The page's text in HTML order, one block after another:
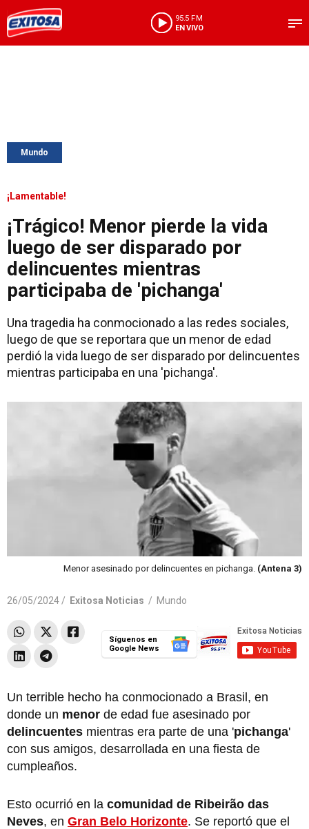
95.5 FM
EN VIVO
Mundo
¡Lamentable!
¡Trágico! Menor pierde la vida
luego de ser disparado por
delincuentes mientras
participaba de 'pichanga'
Una tragedia ha conmocionado a las redes sociales,
luego de que se reportara que un menor de edad
perdió la vida luego de ser disparado por delincuentes
mientras participaba en una 'pichanga'.
Menor asesinado por delincuentes en pichanga. (Antena 3)
26/05/2024 / Exitosa Noticias / Mundo
Síguenos en
Google News
Un terrible hecho ha conmocionado a Brasil, en
donde un menor de edad fue asesinado por
delincuentes mientras era parte de una 'pichanga'
con sus amigos, desarrollada en una fiesta de
cumpleaños.
Esto ocurrió en la comunidad de Ribeirão das
Neves, en Gran Belo Horizonte. Se reportó que el